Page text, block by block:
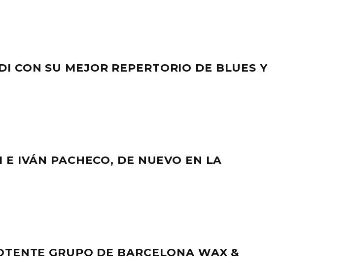
CON SU MEJOR REPERTORIO DE BLUES Y
IVÁN PACHECO, DE NUEVO EN LA
GRUPO DE BARCELONA WAX &